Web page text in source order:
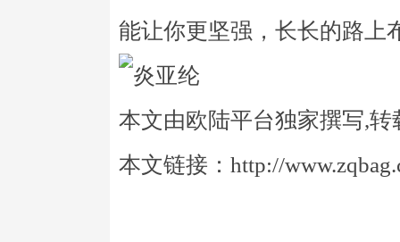
能让你更坚强，长长的路上
本文由欧陆平台独家撰写,转
本文链接：http://